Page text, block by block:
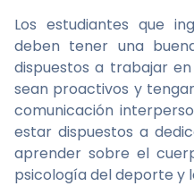
Los estudiantes que
deben tener una
dispuestos a trabajar
sean proactivos y
comunicación
estar dispuestos a
aprender sobre el
psicología del deporte y